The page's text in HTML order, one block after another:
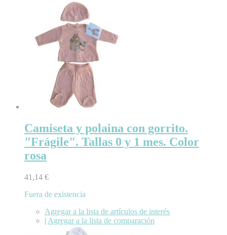
Camiseta y polaina con gorrito.
"Frágile". Tallas 0 y 1 mes. Color
rosa
41,14 €
Fuera de existencia
Agregar a la lista de artículos de interés
| Agregar a la lista de comparación